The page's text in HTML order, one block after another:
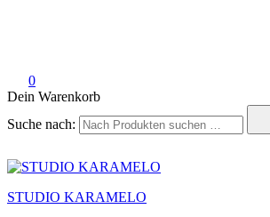
0
Dein Warenkorb
Suche nach:
STUDIO KARAMELO